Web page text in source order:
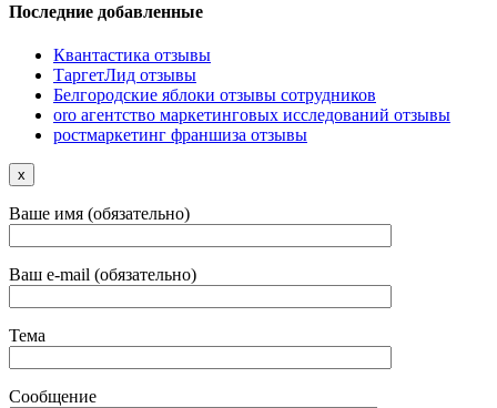
Последние добавленные
Квантастика отзывы
ТаргетЛид отзывы
Белгородские яблоки отзывы сотрудников
oro агентство маркетинговых исследований отзывы
ростмаркетинг франшиза отзывы
x
Ваше имя (обязательно)
Ваш e-mail (обязательно)
Тема
Сообщение